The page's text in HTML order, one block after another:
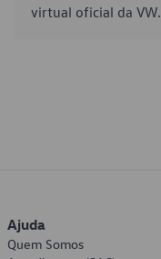
virtual oficial da VW.
Ajuda
Quem Somos